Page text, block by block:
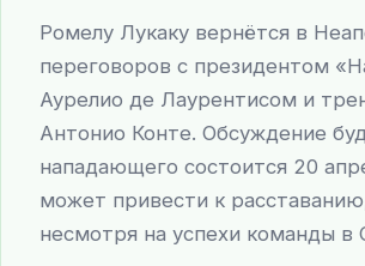
Ромелу Лукаку вернётся в
переговоров с президентом
Аурелио де Лаурентисом и
Антонио Конте. Обсуждение
нападающего состоится 20
может привести к
несмотря на успехи команды в